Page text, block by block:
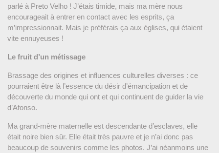
parlé à Preto Velho ! J’étais timide, mais ma mère nous
encourageait à entrer en contact avec les esprits, ça
m’impressionnait. Mais je préférais ça aux églises, qui étaient
vite ennuyeuses !
Le fruit d’un métissage
Brassage des origines et influences culturelles diverses : ce
pourraient être là l’essence du désir d’émancipation et de
découverte du monde qui ont et qui continuent de guider la vie
d’Afonso.
Ma grand-mère maternelle est descendante d’esclaves, elle
était noire bien sûr. Elle était très pauvre et je n’ai donc pas
beaucoup de souvenirs comme les photos. J’ai néanmoins une